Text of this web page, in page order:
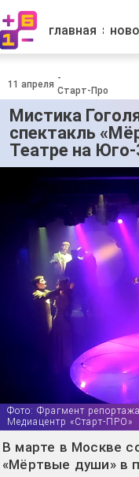
главная
11 апреля
-
Старт-Про
Мистика
спектакль
Театре на
Фото: Фрагмент
Медиацентр «Старт-ПРО»
В марте в Москве
«Мёртвые души» в